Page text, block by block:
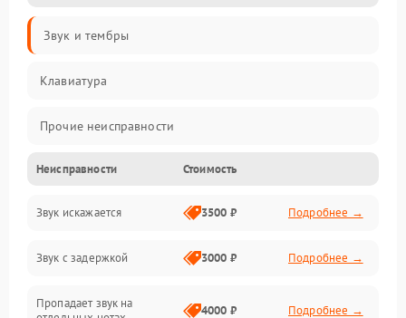
Звук и тембры
Клавиатура
Прочие неисправности
Включение и работа
Управление и электроника
Подключения и интерфейсы
Педали и стойка
Неисправности Стоимость
Звук искажается 3500 ₽ Подробнее →
Звук с задержкой 3000 ₽ Подробнее →
Пропадает звук на
4000 ₽ Подробнее →